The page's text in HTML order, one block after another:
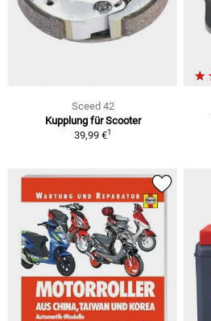
Sceed 42
Kupplung für Scooter
39,99 €1